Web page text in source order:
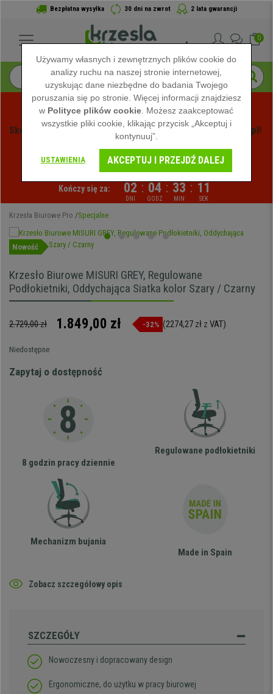
Bezpłatna wysyłka 30 dni na zwrot 2 lata gwarancji
0
Kończy się za: 02
DNI
: 04
GODZ
: 33
MIN
: 10
SEK
Skorzystaj z Letnich Wyprzedaży na Krzeslabiurowepro.pl!
Zobacz oferty -
Krzesła Biurowe Pro Specjalne
Nowość
Krzesło Biurowe MISURI GREY, Regulowane
Podłokietniki, Oddychająca Siatka kolor Szary / Czarny
2.729,00 zł 1.849,00 zł -32% (2274,27 zł z VAT)
Niedostępne
Zapytaj o dostępność
8 godzin pracy dziennie
Regulowane podłokietniki
Mechanizm bujania
Made in Spain
Zobacz szczegółowy opis
SZCZEGÓŁY
Nowoczesny i dopracowany design
Ergonomiczne, do użytku w pracy biurowej
Używamy własnych i zewnętrznych plików cookie do
analizy ruchu na naszej stronie internetowej,
uzyskując dane niezbędne do badania Twojego
poruszania się po stronie. Więcej informacji znajdziesz
w Polityce plików cookie . Możesz zaakceptować
wszystkie pliki cookie, klikając przycisk „Akceptuj i
kontynuuj”.
USTAWIENIA AKCEPTUJ I PRZEJDŹ DALEJ